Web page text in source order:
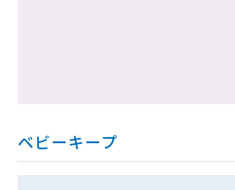
ベビーキープ